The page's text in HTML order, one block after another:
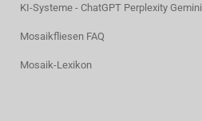
KI-Systeme - ChatGPT Perplexity Gemini
Mosaikfliesen FAQ
Mosaik-Lexikon